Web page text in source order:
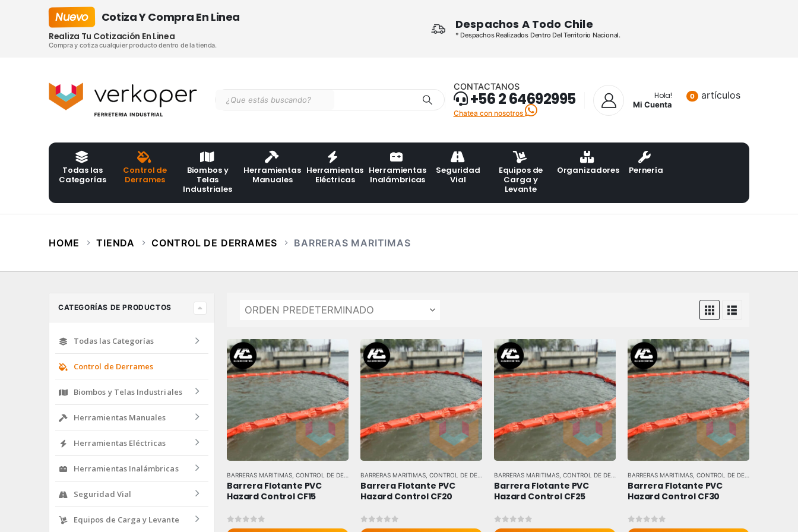
Despachos A Todo Chile
* Despachos Realizados Dentro Del Territorio Nacional.
Nuevo Cotiza Y Compra En Linea
Realiza Tu Cotización En Linea
Compra y cotiza cualquier producto dentro de la tienda.
CONTACTANOS
+56 2 64692995
Chatea con nosotros
Hola!
Mi Cuenta
0 artículos
Todas las
Categorías
Control de
Derrames
Biombos y
Telas
Industriales
Herramientas
Manuales
Herramientas
Eléctricas
Herramientas
Inalámbricas
Seguridad
Vial
Equipos de
Carga y
Levante
Organizadores Pernería
HOME TIENDA CONTROL DE DERRAMES BARRERAS MARITIMAS
BARRERAS MARITIMAS CONTROL DE DERRAMES ,TODAS LAS MARCAS
Barrera Flotante PVC
Hazard Control CF15
0out of 5
BARRERAS MARITIMAS CONTROL DE DERRAMES ,TODAS LAS MARCAS
Barrera Flotante PVC
Hazard Control CF20
0out of 5
BARRERAS MARITIMAS CONTROL DE DERRAMES ,TODAS LAS MARCAS
Barrera Flotante PVC
Hazard Control CF25
0out of 5
BARRERAS MARITIMAS CONTROL DE DERRAMES
Barrera Flotante PVC
Hazard Control CF30
0out of 5
CATEGORÍAS DE PRODUCTOS
Todas las Categorías
Control de Derrames
Biombos y Telas Industriales
Herramientas Manuales
Herramientas Eléctricas
Herramientas Inalámbricas
Seguridad Vial
Equipos de Carga y Levante